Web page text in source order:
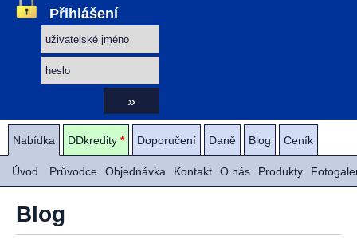
Přihlášení
Nabídka DDkredity * Doporučení Daně Blog Ceník
Úvod Průvodce Objednávka Kontakt O nás Produkty
Blog